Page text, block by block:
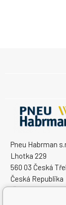
Pneu Habrman
Lhotka 229
560 03 Česká
Česká Republika
IČO: 09091670